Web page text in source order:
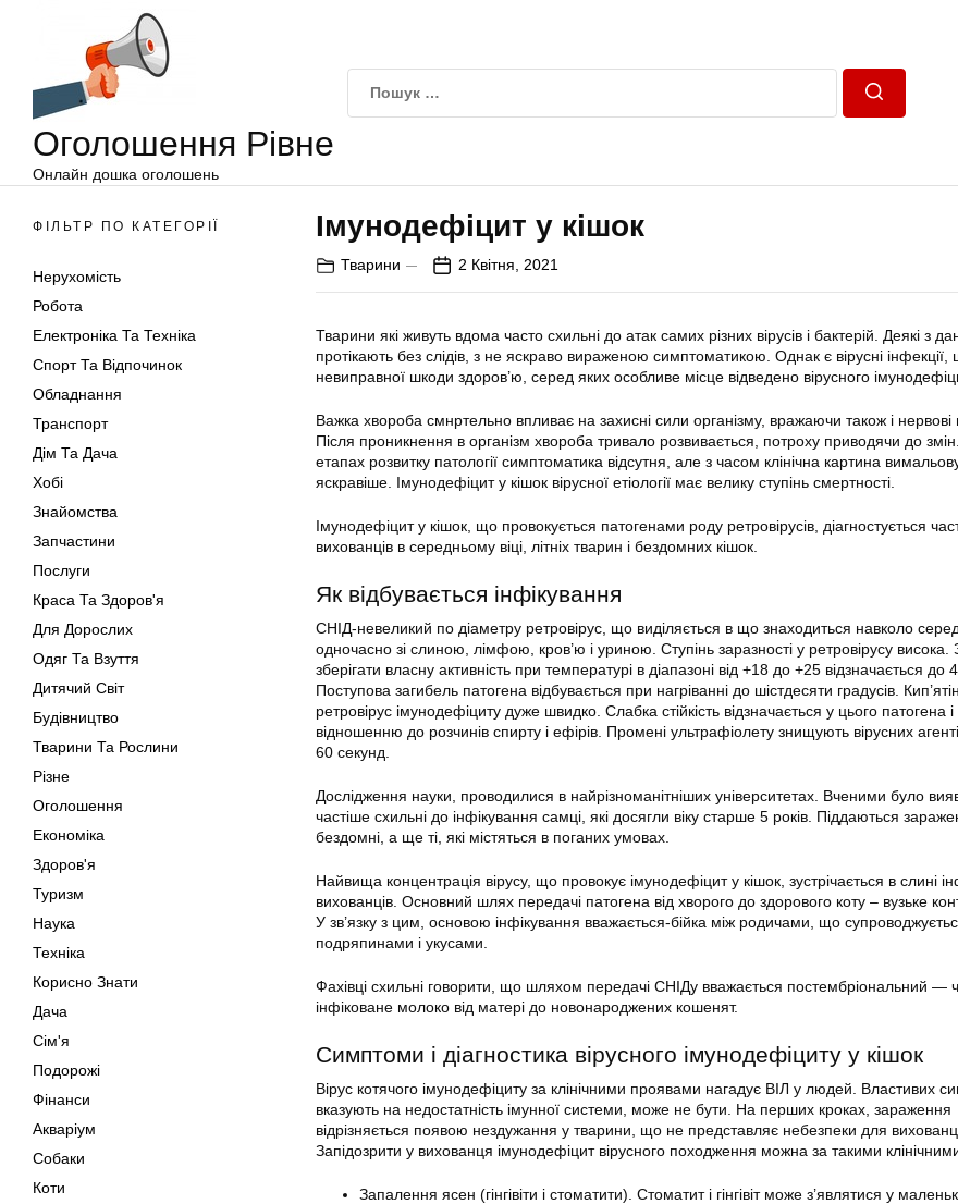
Оголошення Рівне
Онлайн дошка оголошень
ФІЛЬТР ПО КАТЕГОРІЇ
Нерухомість
Робота
Електроніка Та Техніка
Спорт Та Відпочинок
Обладнання
Транспорт
Дім Та Дача
Хобі
Знайомства
Запчастини
Послуги
Краса Та Здоров'я
Для Дорослих
Одяг Та Взуття
Дитячий Світ
Будівництво
Тварини Та Рослини
Різне
Оголошення
Економіка
Здоров'я
Туризм
Наука
Техніка
Корисно Знати
Дача
Сім'я
Подорожі
Фінанси
Акваріум
Собаки
Коти
Імунодефіцит у кішок
Тварини 2 Квітня, 2021
Тварини які живуть вдома часто схильні до атак самих різних вірусів і бактерій. Деякі з
протікають без слідів, з не яскраво вираженою симптоматикою. Однак є вірусні
невиправної шкоди здоров’ю, серед яких особливе місце відведено вірусного
Важка хвороба смнртельно впливає на захисні сили організму, вражаючи також і нервові
Після проникнення в організм хвороба тривало розвивається, потроху приводячи до
етапах розвитку патології симптоматика відсутня, але з часом клінічна картина
яскравіше. Імунодефіцит у кішок вірусної етіології має велику ступінь смертності.
Імунодефіцит у кішок, що провокується патогенами роду ретровірусів, діагностується
вихованців в середньому віці, літніх тварин і бездомних кішок.
Як відбувається інфікування
СНІД-невеликий по діаметру ретровірус, що виділяється в що знаходиться навколо
одночасно зі слиною, лімфою, кров’ю і уриною. Ступінь заразності у ретровірусу висока.
зберігати власну активність при температурі в діапазоні від +18 до +25 відзначається до 4
Поступова загибель патогена відбувається при нагріванні до шістдесяти градусів.
ретровірус імунодефіциту дуже швидко. Слабка стійкість відзначається у цього патогена
відношенню до розчинів спирту і ефірів. Промені ультрафіолету знищують вірусних
60 секунд.
Дослідження науки, проводилися в найрізноманітніших університетах. Вченими було
частіше схильні до інфікування самці, які досягли віку старше 5 років. Піддаються
бездомні, а ще ті, які містяться в поганих умовах.
Найвища концентрація вірусу, що провокує імунодефіцит у кішок, зустрічається в слині
вихованців. Основний шлях передачі патогена від хворого до здорового коту – вузьке
У зв’язку з цим, основою інфікування вважається-бійка між родичами, що
подряпинами і укусами.
Фахівці схильні говорити, що шляхом передачі СНІДу вважається постембріональний —
інфіковане молоко від матері до новонароджених кошенят.
Симптоми і діагностика вірусного імунодефіциту у кішок
Вірус котячого імунодефіциту за клінічними проявами нагадує ВІЛ у людей. Властивих
вказують на недостатність імунної системи, може не бути. На перших кроках, зараження
відрізняється появою нездужання у тварини, що не представляє небезпеки для
Запідозрити у вихованця імунодефіцит вірусного походження можна за такими
Запалення ясен (гінгівіти і стоматити). Стоматит і гінгівіт може з’являтися у